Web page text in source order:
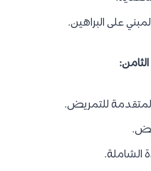
على البراهين.
المتقدمة للتمريض.
الشاملة.